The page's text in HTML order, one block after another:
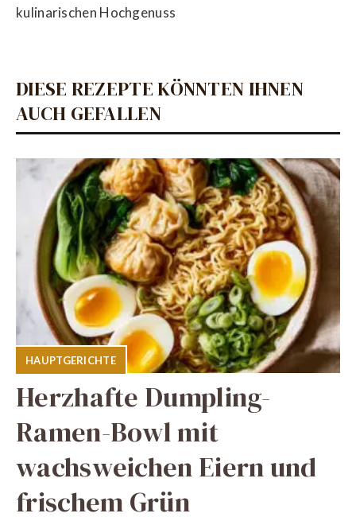
kulinarischen Hochgenuss
DIESE REZEPTE KÖNNTEN IHNEN
AUCH GEFALLEN
HAUPTGERICHTE
Herzhafte Dumpling-
Ramen-Bowl mit
wachsweichen Eiern und
frischem Grün